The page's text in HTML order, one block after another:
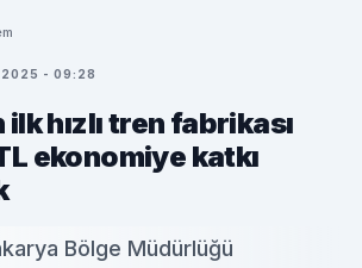
- 09:28
hızlı tren fabrikası
ekonomiye katkı
Bölge Müdürlüğü